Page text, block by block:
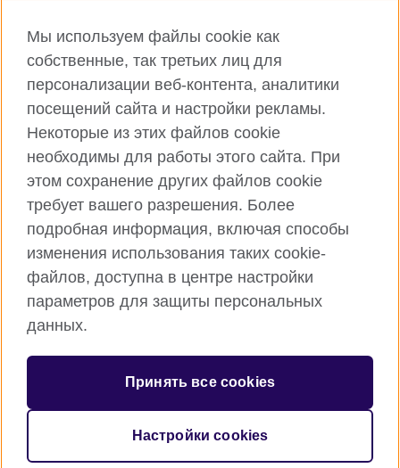
Connect with us
Facebook Instagram
TikTok YouTube
Британский Совет Глобальный вебсайт
Cookies
Sitemap
Международная организация Соединенного Королевства по
развитию культурных отношений и созданию
(в Англии и Уэльсе) SC037733 (в Шотландии)
Мы используем файлы cookie как
собственные, так третьих лиц для
персонализации веб-контента, аналитики
посещений сайта и настройки рекламы.
Некоторые из этих файлов cookie
необходимы для работы этого сайта. При
этом сохранение других файлов cookie
требует вашего разрешения. Более
подробная информация, включая способы
изменения использования таких cookie-
файлов, доступна в центре настройки
параметров для защиты персональных
данных.
Принять все cookies
Настройки cookies